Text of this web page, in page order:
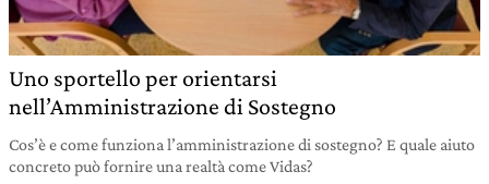
Uno sportello per orientarsi
nell’Amministrazione di Sostegno
Cos’è e come funziona l’amministrazione di sostegno? E quale aiuto
concreto può fornire una realtà come Vidas?